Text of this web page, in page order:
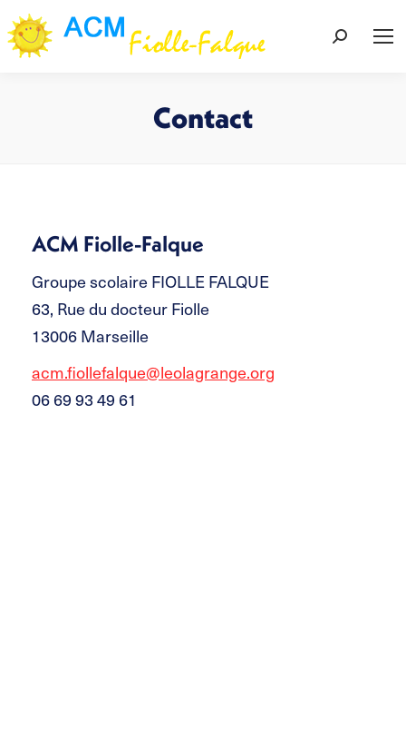
Contact
ACM Fiolle-Falque
Groupe scolaire FIOLLE FALQUE
63, Rue du docteur Fiolle
13006 Marseille
acm.fiollefalque@leolagrange.org
06 69 93 49 61